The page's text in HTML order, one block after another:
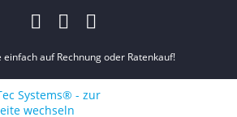
einfach auf Rechnung oder Ratenkauf!